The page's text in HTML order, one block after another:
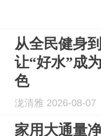
从全民健身
让“好水”成
色
泷清雅 2026-08-07
家用大通量